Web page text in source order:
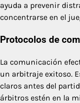
ayuda a prevenir
concentrarse en el
Protocolos de
La comunicación
un arbitraje exitoso.
claros antes del
árbitros estén en la